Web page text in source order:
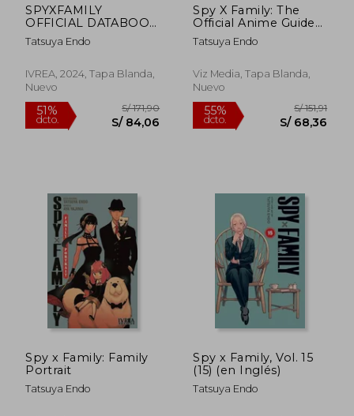
40%
dcto. S/ 69,02
55%
dcto.
SPYXFAMILY
OFFICIAL DATABOOK
EYES ONLY
Tatsuya Endo
IVREA, 2024, Tapa Blanda,
Nuevo
Spy X Family: The
Official Anime Guide--
Mission Report:
220409-0625 (en
Tatsuya Endo
Viz Media, Tapa Blanda,
Nuevo
Spy x Family: Family
Portrait
Tatsuya Endo
Spy x Family, Vol. 15
(15) (en Inglés)
Tatsuya Endo